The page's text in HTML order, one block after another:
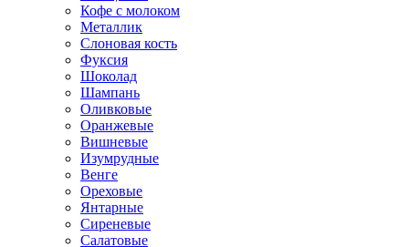
Кофе с молоком
Металлик
Слоновая кость
Фуксия
Шоколад
Шампань
Оливковые
Оранжевые
Вишневые
Изумрудные
Венге
Ореховые
Янтарные
Сиреневые
Салатовые